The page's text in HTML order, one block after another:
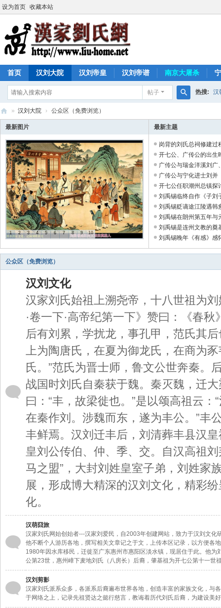
设为首页 收藏本站
首页 汉刘大院 汉刘帝皇 汉刘帝谱 南京大屠杀
帖子
索
热搜: 汉
汉
家
刘
氏
网
» 汉刘大院 › 公众区（免费浏览）
最新图片
1 2 3 4 5 6 7 8 9 10
最新主题
岗背的刘氏总祠修建过
开七公、广传公的出生
广传公与瑞金洋溪刘广
广传公与宁化进士刘并
开七公任职潮州总镇探
刘禹锡临终自作《子刘
刘禹锡贬谪途江陵遇韩
刘禹锡在朗州第五年与
刘禹锡是连州文教的奠
刘禹锡晚年《有感》感
公众区（免费浏览）
汉刘文化
汉家刘氏始祖上溯尧帝，十八世祖为
·卷一下·高帝纪第一下》赞曰：《春
后有刘累，学扰龙，事孔甲，范氏其
上为陶唐氏，在夏为御龙氏，在商为
氏。”范氏为晋士师，鲁文公世奔秦。
战国时刘氏自秦获于魏。秦灭魏，迁
曰：“丰，故梁徙也。”是以颂高祖云
在秦作刘。涉魏而东，遂为丰公。”丰
丰鲜焉。汉刘迁丰后，刘清葬丰县汉
皇刘公传伯、仲、季、交。自汉高祖
马之盟”，大封刘姓皇室子弟，刘姓家
展，形成博大精深的汉刘文化，精彩
化。
汉萌囧旅
汉家刘氏网始创始者---汉家刘爱民，自2003年创建网站，致力于汉刘文
他不断个人游历各地，撰写相关文章记之于文，上传本区记录，以方便各
1980年因水库移民，迁徙至广东惠州市惠阳区淡水镇，现居住于此。他
公第23世，惠州嶂下麦地刘氏（八房长）后裔，肇基祖为开七公第十一世
汉刘剪影
汉家刘氏派系众多，各派系后裔遍布世界各地，创造丰富的家族文化，与
于网络之上，记录先祖贤达之懿行慈言，教诲着历代刘氏后裔，为建设美